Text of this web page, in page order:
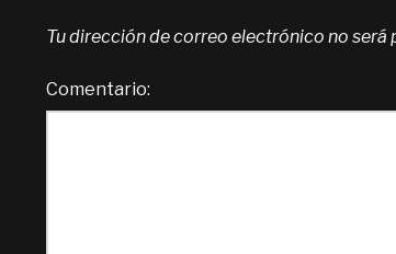
Tu dirección de correo electrónico no será
Comentario: